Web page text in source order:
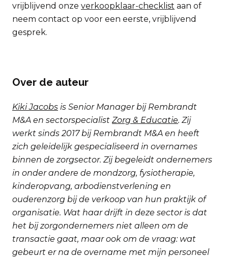
vrijblijvend onze verkoopklaar-checklist aan of
neem contact op voor een eerste, vrijblijvend
gesprek.
Over de auteur
Kiki Jacobs is Senior Manager bij Rembrandt
M&A en sectorspecialist Zorg & Educatie. Zij
werkt sinds 2017 bij Rembrandt M&A en heeft
zich geleidelijk gespecialiseerd in overnames
binnen de zorgsector. Zij begeleidt ondernemers
in onder andere de mondzorg, fysiotherapie,
kinderopvang, arbodienstverlening en
ouderenzorg bij de verkoop van hun praktijk of
organisatie. Wat haar drijft in deze sector is dat
het bij zorgondernemers niet alleen om de
transactie gaat, maar ook om de vraag: wat
gebeurt er na de overname met mijn personeel